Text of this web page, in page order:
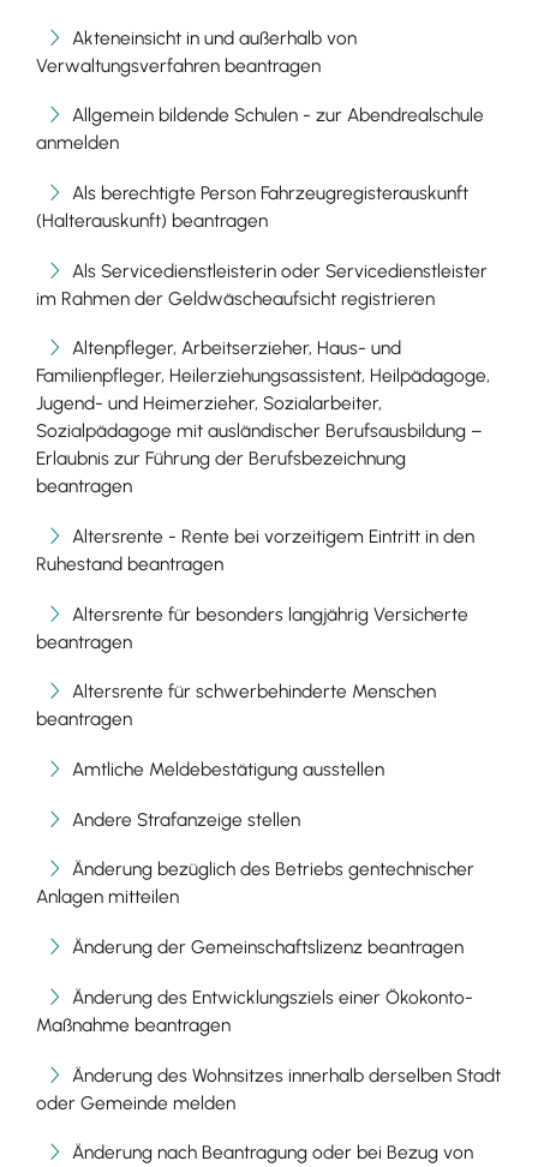
Akteneinsicht in und außerhalb von
Verwaltungsverfahren beantragen
Allgemein bildende Schulen - zur Abendrealschule
anmelden
Als berechtigte Person Fahrzeugregisterauskunft
(Halterauskunft) beantragen
Als Servicedienstleisterin oder Servicedienstleister
im Rahmen der Geldwäscheaufsicht registrieren
Altenpfleger, Arbeitserzieher, Haus- und
Familienpfleger, Heilerziehungsassistent, Heilpädagoge,
Jugend- und Heimerzieher, Sozialarbeiter,
Sozialpädagoge mit ausländischer Berufsausbildung –
Erlaubnis zur Führung der Berufsbezeichnung
beantragen
Altersrente - Rente bei vorzeitigem Eintritt in den
Ruhestand beantragen
Altersrente für besonders langjährig Versicherte
beantragen
Altersrente für schwerbehinderte Menschen
beantragen
Amtliche Meldebestätigung ausstellen
Andere Strafanzeige stellen
Änderung bezüglich des Betriebs gentechnischer
Anlagen mitteilen
Änderung der Gemeinschaftslizenz beantragen
Änderung des Entwicklungsziels einer Ökokonto-
Maßnahme beantragen
Änderung des Wohnsitzes innerhalb derselben Stadt
oder Gemeinde melden
Änderung nach Beantragung oder bei Bezug von